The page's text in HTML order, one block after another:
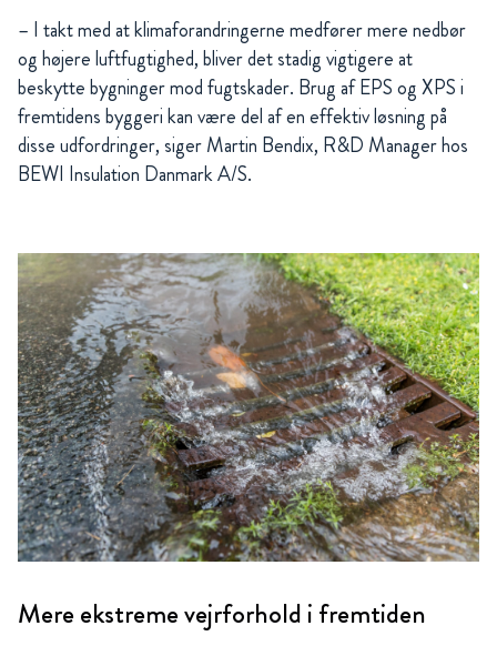
– I takt med at klimaforandringerne medfører mere nedbør
og højere luftfugtighed, bliver det stadig vigtigere at
beskytte bygninger mod fugtskader. Brug af EPS og XPS i
fremtidens byggeri kan være del af en effektiv løsning på
disse udfordringer, siger Martin Bendix, R&D Manager hos
BEWI Insulation Danmark A/S.
Mere ekstreme vejrforhold i fremtiden